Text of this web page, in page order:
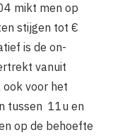
mikt men op
stijgen tot €
is de on­
vanuit
voor het
tussen 11u en
op de behoefte